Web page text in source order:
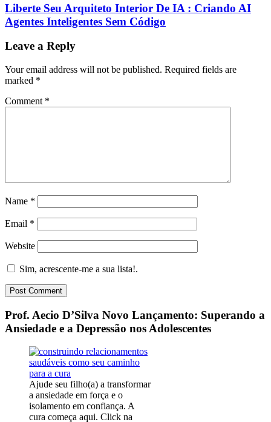
Liberte Seu Arquiteto Interior De IA : Criando AI
Agentes Inteligentes Sem Código
Leave a Reply
Your email address will not be published. Required fields are
marked *
Comment *
Name *
Email *
Website
Sim, acrescente-me a sua lista!.
Prof. Aecio D’Silva Novo Lançamento: Superando a
Ansiedade e a Depressão nos Adolescentes
Ajude seu filho(a) a transformar
a ansiedade em força e o
isolamento em confiança. A
cura começa aqui. Click na